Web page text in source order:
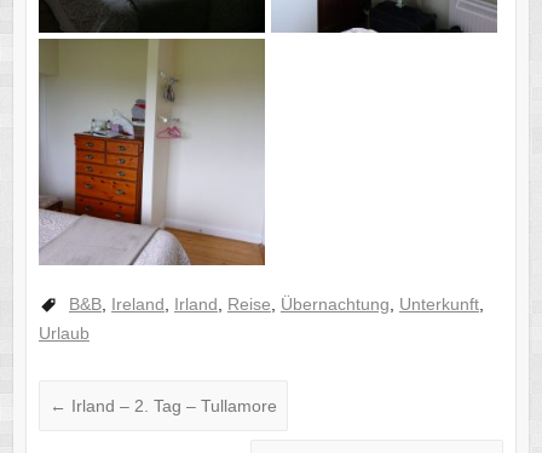
B&B, Ireland Irland Reise Übernachtung Unterkunft,
Urlaub
← Irland – 2. Tag – Tullamore